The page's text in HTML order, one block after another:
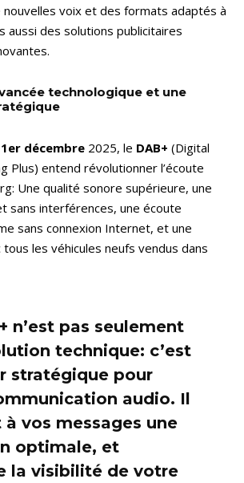
voix et des formats adaptés à
aussi des solutions publicitaires
technologique et une
décembre 2025, le DAB+ (Digital
Plus) entend révolutionner l’écoute
Une qualité sonore supérieure, une
sans interférences, une écoute
sans connexion Internet, et une
les véhicules neufs vendus dans
n’est pas seulement
technique: c’est
stratégique pour
audio. Il
vos messages une
optimale, et
la visibilité de votre